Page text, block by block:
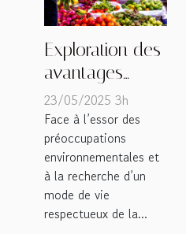
Exploration des
avantages
écologiques et
sociaux des
achats
biologiques
23/05/2025 3h
Face à l’essor des
préoccupations
environnementales et
à la recherche d’un
mode de vie
respectueux de la...